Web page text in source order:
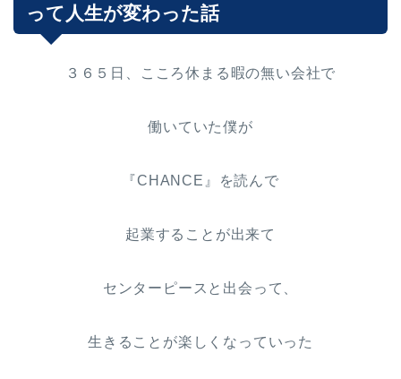
って人生が変わった話
３６５日、こころ休まる暇の無い会社で
働いていた僕が
『CHANCE』を読んで
起業することが出来て
センターピースと出会って、
生きることが楽しくなっていった